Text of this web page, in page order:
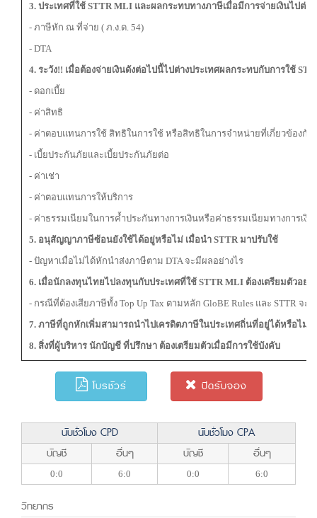
3. ประเทศที่ใช้ STTR MLI และผลกระทบทางภาษีเมื่อมีการจ่ายเงินไปต่าง
- ภาษีหัก ณ ที่จ่าย ( ภ.ง.ด. 54)
- DTA
4. ระวัง!! เมื่อต้องจ่ายเงินดังต่อไปนี้ไปต่างประเทศผลกระทบกับการใช้
- ดอกเบี้ย
- ค่าสิทธิ
- ค่าตอบแทนการใช้ สิทธิในการใช้ หรือสิทธิในการจำหน่ายที่เกี่ยวข้องกั
- เบี้ยประกันภัยและเบี้ยประกันภัยต่อ
- ค่าเช่า
- ค่าตอบแทนการให้บริการ
- ค่าธรรมเนียมในการค้ำประกันทางการเงินหรือค่าธรรมเนียมทางการเงิน
5. อนุสัญญาภาษีซ้อนยังใช้ได้อยู่หรือไม่ เมื่อนำ STTR มาปรับใช้
- ปัญหาเมื่อไม่ได้หักนำส่งภาษีตาม DTA จะมีผลอย่างไร
6. เมื่อนักลงทุนไทยไปลงทุนกับประเทศที่ใช้ STTR MLI ต้องเตรียมตัวอย่า
- กรณีที่ต้องเสียภาษีทั้ง Top Up Tax ตามหลัก GloBE Rules และ STTR จะ
7. ภาษีที่ถูกหักเพิ่มสามารถนำไปเครดิตภาษีในประเทศถิ่นที่อยู่ได้หรือไม่
8. สิ่งที่ผู้บริหาร นักบัญชี ที่ปรึกษา ต้องเตรียมตัวเมื่อมีการใช้บังคับ
โบรชัวร์ ปิดรับจอง
นับชั่วโมง CPD
นับชั่วโมง CPA
บัญชี
อื่นๆ บัญชี อื่นๆ
0:0 6:0 0:0 6:0
วิทยากร